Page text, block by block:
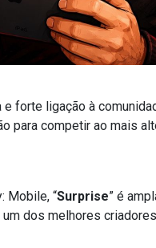
forte ligação à
para competir ao mais
Mobile, “Surprise” é
dos melhores